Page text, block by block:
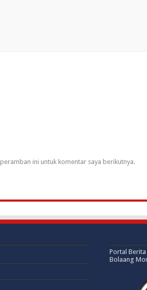
ini untuk komentar saya berikutnya.
Portal
Bolaang